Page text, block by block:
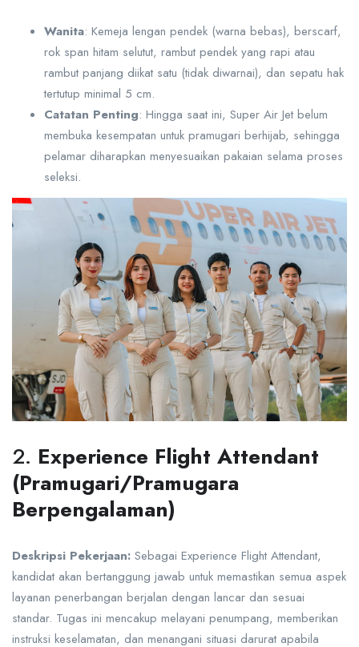
Wanita: Kemeja lengan pendek (warna bebas), berscarf,
rok span hitam selutut, rambut pendek yang rapi atau
rambut panjang diikat satu (tidak diwarnai), dan sepatu hak
tertutup minimal 5 cm.
Catatan Penting: Hingga saat ini, Super Air Jet belum
membuka kesempatan untuk pramugari berhijab, sehingga
pelamar diharapkan menyesuaikan pakaian selama proses
seleksi.
2. Experience Flight Attendant
(Pramugari/Pramugara
Berpengalaman)
Deskripsi Pekerjaan: Sebagai Experience Flight Attendant,
kandidat akan bertanggung jawab untuk memastikan semua aspek
layanan penerbangan berjalan dengan lancar dan sesuai
standar. Tugas ini mencakup melayani penumpang, memberikan
instruksi keselamatan, dan menangani situasi darurat apabila